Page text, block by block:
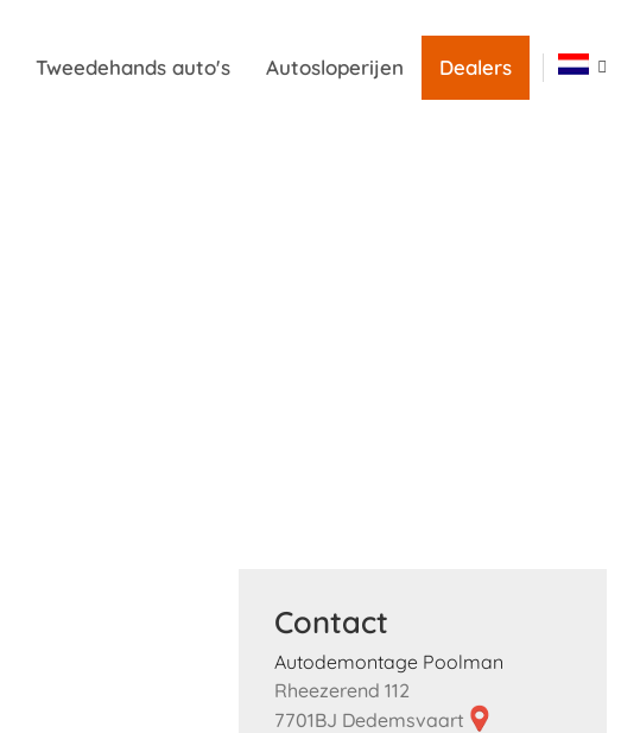
Tweedehands auto's Autosloperijen Dealers
Contact
Autodemontage Poolman
Rheezerend 112
7701BJ Dedemsvaart